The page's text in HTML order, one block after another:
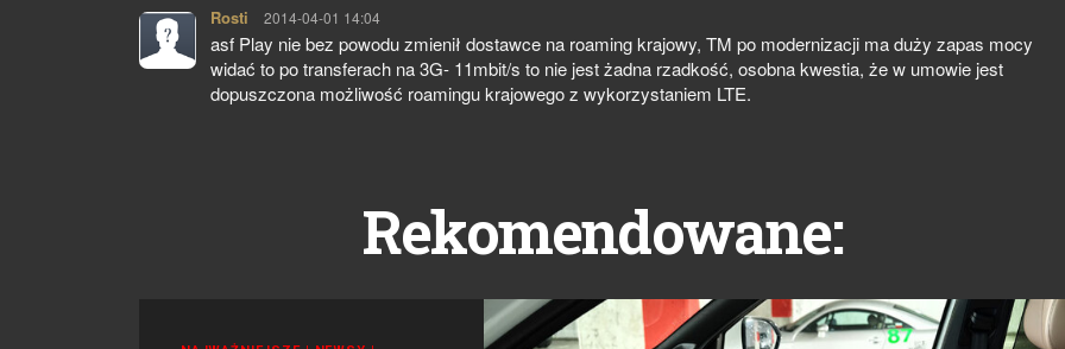
Rosti pisze:
2014-04-01 14:04
asf Play nie bez powodu zmienił dostawce na roaming krajowy, TM po modernizacji ma duży zapas mocy
widać to po transferach na 3G- 11mbit/s to nie jest żadna rzadkość, osobna kwestia, że w umowie jest
dopuszczona możliwość roamingu krajowego z wykorzystaniem LTE.
Rekomendowane: